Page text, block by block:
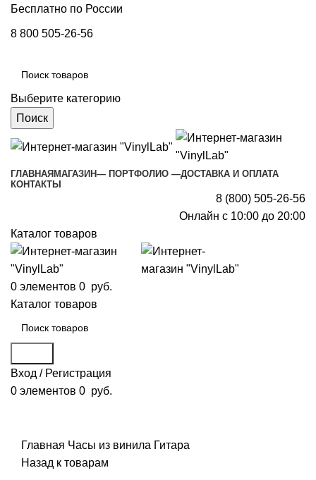
Бесплатно по России
8 800 505-26-56
Выберите категорию
Поиск
ГЛАВНАЯ МАГАЗИН— ПОРТФОЛИО —ДОСТАВКА И ОПЛАТА
КОНТАКТЫ
8 (800) 505-26-56
Онлайн с 10:00 до 20:00
Каталог товаров
0 элементов 0 руб.
Каталог товаров
Вход / Регистрация
0 элементов 0 руб.
Главная Часы из винила Гитара
Назад к товарам